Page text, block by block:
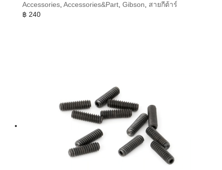
Accessories, Accessories&Part, Gibson, สายกีต้าร์
฿ 240